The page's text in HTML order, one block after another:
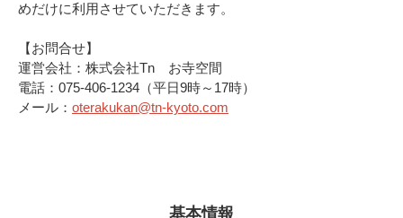
めだけに利用させていただきます。
【お問合せ】
運営会社：株式会社Tn お寺空間
電話：075-406-1234（平日9時～17時）
メール： oterakukan@tn-kyoto.com
基本情報